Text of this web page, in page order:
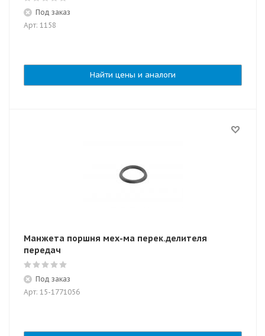
Под заказ
Арт: 1158
Найти цены и аналоги
Манжета поршня мех-ма перек.делителя
передач
Под заказ
Арт: 15-1771056